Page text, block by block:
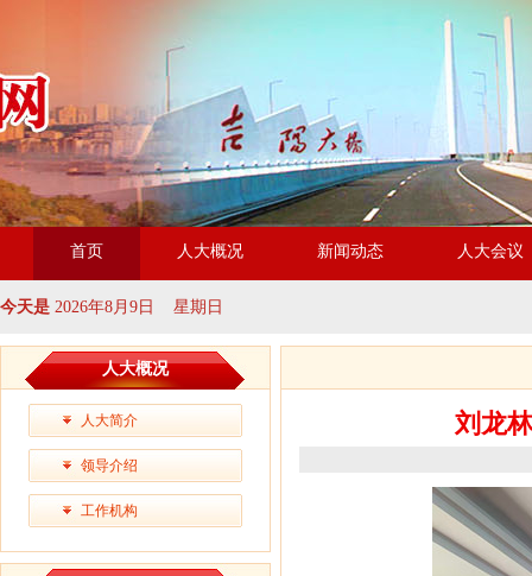
首页 人大概况 新闻动态 人大会议
今天是 2026年8月9日 星期日
人大概况
人大简介
领导介绍
工作机构
刘龙